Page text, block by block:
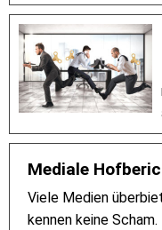
Mediale
Viele Medien
kennen keine